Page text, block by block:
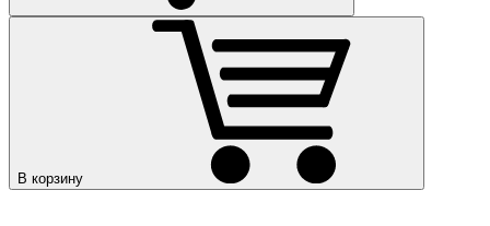
В корзину